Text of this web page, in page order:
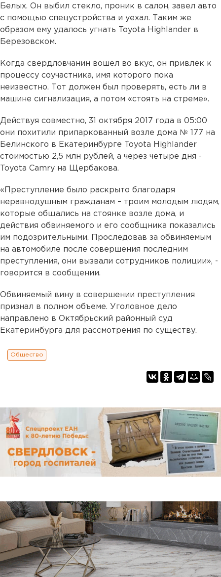
Белых. Он выбил стекло, проник в салон, завел авто
с помощью спецустройства и уехал. Таким же
образом ему удалось угнать Toyota Highlander в
Березовском.
Когда свердловчанин вошел во вкус, он привлек к
процессу соучастника, имя которого пока
неизвестно. Тот должен был проверять, есть ли в
машине сигнализация, а потом «стоять на стреме».
Действуя совместно, 31 октября 2017 года в 05:00
они похитили припаркованный возле дома № 177 на
Белинского в Екатеринбурге Toyota Highlander
стоимостью 2,5 млн рублей, а через четыре дня -
Toyota Camry на Щербакова.
«Преступление было раскрыто благодаря
неравнодушным гражданам – троим молодым людям,
которые общались на стоянке возле дома, и
действия обвиняемого и его сообщника показались
им подозрительными. Проследовав за обвиняемым
на автомобиле после совершения последним
преступления, они вызвали сотрудников полиции», -
говорится в сообщении.
Обвиняемый вину в совершении преступления
признал в полном объеме. Уголовное дело
направлено в Октябрьский районный суд
Екатеринбурга для рассмотрения по существу.
Общество